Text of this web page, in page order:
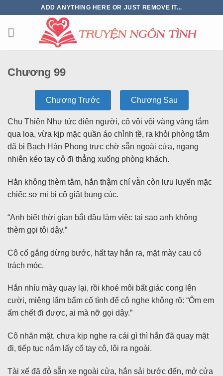
ADD ANYTHING HERE OR JUST REMOVE IT...
Chương 99
Chương Trước Chương Sau
Chu Thiên Như tức điên người, cô vội vội vàng vàng tắm
qua loa, vừa kịp mặc quần áo chỉnh tề, ra khỏi phòng tắm
đã bị Bạch Hàn Phong trực chờ sẵn ngoài cửa, ngang
nhiên kéo tay cô đi thẳng xuống phòng khách.
Hắn không thèm tắm, hắn thậm chí vẫn còn lưu luyến mặc
chiếc sơ mi bị cô giật bung cúc.
“Anh biết thời gian bắt đầu làm việc tại sao anh không
thèm gọi tôi dậy.”
Cô cố gắng dừng bước, hất tay hắn ra, mặt mày cau có
trách móc.
Hắn nhíu mày quay lại, rồi khoé môi bất giác cong lên
cười, miệng lẩm bẩm cố tình để cô nghe không rõ: “Ôm em
ấm chết đi được, ai mà nỡ gọi dậy.”
Cô nhăn mặt, chưa kịp nghe ra cái gì thì hắn đã quay mặt
đi, tiếp tục nắm lấy cổ tay cô, lôi ra ngoài.
Tài xế đã đỗ sẵn xe ngoài cửa, hắn sải bước đến, mở cửa